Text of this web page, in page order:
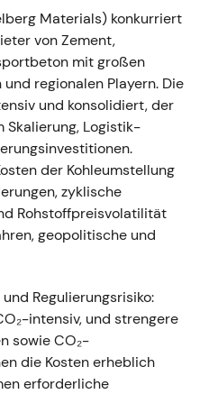
überhaupt mit
zu 1,0 Mrd. Euro
2023) sowie
.
zyklischen
hin zu einer Execution-
und
Verbesserung.
und Ausbruch,
[3][4].
Ukraine-
und
Materials) konkurriert
von Zement,
mit großen
regionalen Playern. Die
und konsolidiert, der
Logistik-
der Kohleumstellung
zyklische
Rohstoffpreisvolatilität
geopolitische und
Regulierungsrisiko:
intensiv, und strengere
sowie CO₂-
die Kosten erheblich
erforderliche